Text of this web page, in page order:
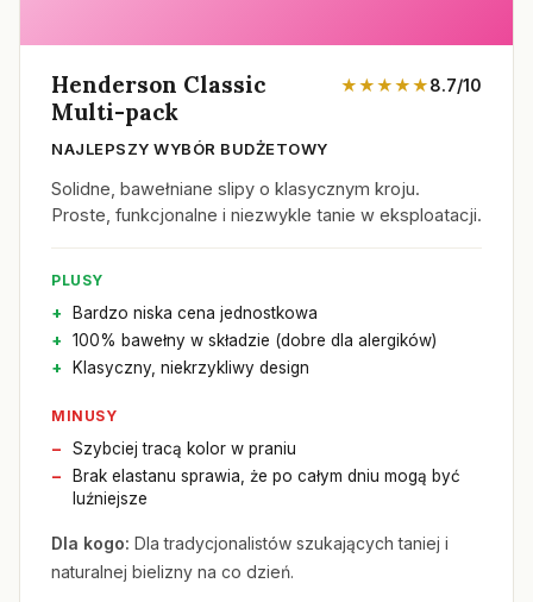
Henderson Classic
Multi-pack
★★★★★8.7/10
NAJLEPSZY WYBÓR BUDŻETOWY
Solidne, bawełniane slipy o klasycznym kroju.
Proste, funkcjonalne i niezwykle tanie w eksploatacji.
PLUSY
Bardzo niska cena jednostkowa
100% bawełny w składzie (dobre dla alergików)
Klasyczny, niekrzykliwy design
MINUSY
Szybciej tracą kolor w praniu
Brak elastanu sprawia, że po całym dniu mogą być
luźniejsze
Dla kogo: Dla tradycjonalistów szukających taniej i
naturalnej bielizny na co dzień.